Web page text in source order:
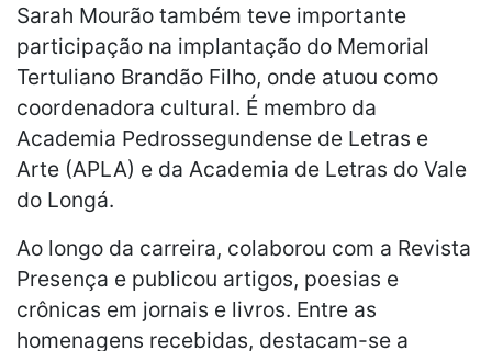
Sarah Mourão também teve importante
participação na implantação do Memorial
Tertuliano Brandão Filho, onde atuou como
coordenadora cultural. É membro da
Academia Pedrossegundense de Letras e
Arte (APLA) e da Academia de Letras do Vale
do Longá.
Ao longo da carreira, colaborou com a Revista
Presença e publicou artigos, poesias e
crônicas em jornais e livros. Entre as
homenagens recebidas, destacam-se a